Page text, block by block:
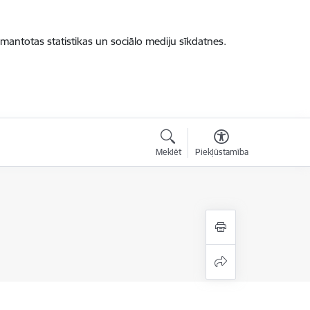
statistikas un sociālo mediju sīkdatnes.
Meklēt Piekļūstamība